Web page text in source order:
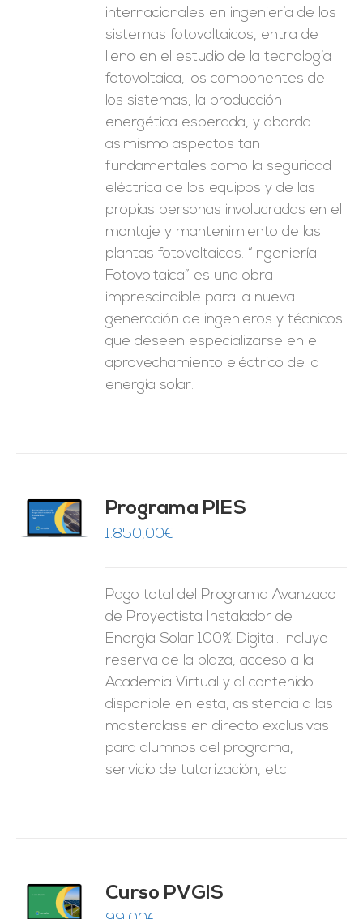
internacionales en ingeniería de los
sistemas fotovoltaicos, entra de
lleno en el estudio de la tecnología
fotovoltaica, los componentes de
los sistemas, la producción
energética esperada, y aborda
asimismo aspectos tan
fundamentales como la seguridad
eléctrica de los equipos y de las
propias personas involucradas en el
montaje y mantenimiento de las
plantas fotovoltaicas. “Ingeniería
Fotovoltaica” es una obra
imprescindible para la nueva
generación de ingenieros y técnicos
que deseen especializarse en el
aprovechamiento eléctrico de la
energía solar.
Programa PIES
1.850,00€
Pago total del Programa Avanzado
de Proyectista Instalador de
Energía Solar 100% Digital. Incluye
reserva de la plaza, acceso a la
Academia Virtual y al contenido
disponible en esta, asistencia a las
masterclass en directo exclusivas
para alumnos del programa,
servicio de tutorización, etc.
Curso PVGIS